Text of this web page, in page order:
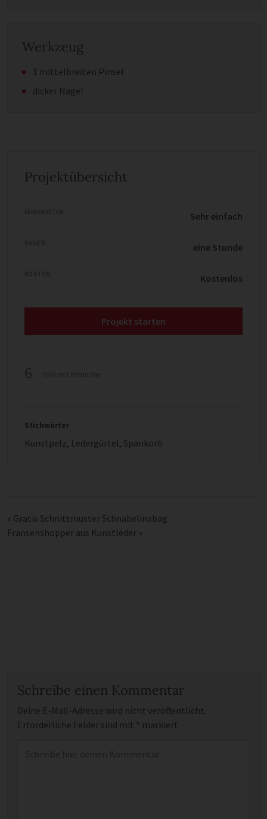
Werkzeug
1 mittelbreiten Pinsel
dicker Nagel
Projektübersicht
Sehr einfach
eine Stunde
Kostenlos
Projekt starten
Stichwörter
Kunstpelz, Ledergürtel, Spankorb
« Gratis Schnittmuster Schnabelinabag
Fransenshopper aus Kunstleder »
Schreibe einen Kommentar
Deine E-Mail-Adresse wird nicht veröffentlicht.
Erforderliche Felder sind mit * markiert